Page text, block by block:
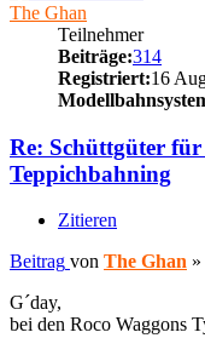
The Ghan
Teilnehmer
Beiträge:314
Registriert:16
Re: Schüttgüter
Teppichbahning
Zitieren
Beitrag von The Ghan »
G´day,
bei den Roco Waggons